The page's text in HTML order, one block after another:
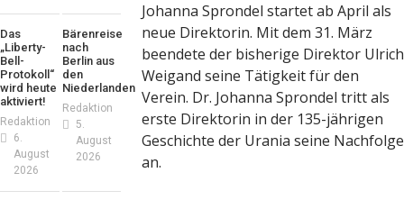
Johanna Sprondel startet ab April als
neue Direktorin. Mit dem 31. März
beendete der bisherige Direktor Ulrich
Weigand seine Tätigkeit für den
Verein. Dr. Johanna Sprondel tritt als
erste Direktorin in der 135-jährigen
Geschichte der Urania seine Nachfolge
an.
Das
„Liberty-
Bell-
Protokoll“
wird heute
aktiviert!
Redaktion
6.
August
2026
Bärenreise
nach
Berlin aus
den
Niederlanden
Redaktion
5.
August
2026